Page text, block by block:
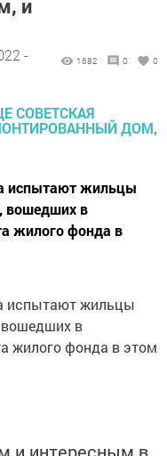
и
-
1682 0 0
испытают жильцы
вошедших в
жилого фонда в
испытают жильцы
вошедших в
жилого фонда в этом
и интересным в